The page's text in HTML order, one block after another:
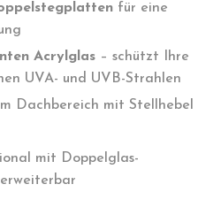
für eine
Acrylglas – schützt Ihre
UVA- und UVB-Strahlen
Dachbereich mit Stellhebel
mit Doppelglas-